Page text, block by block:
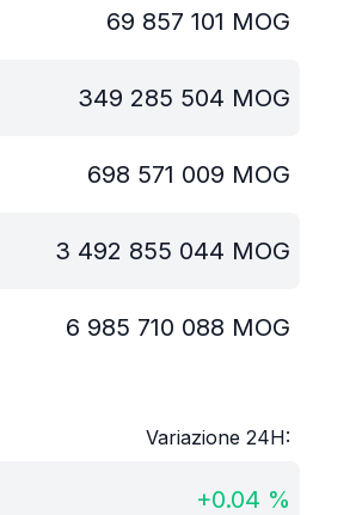
69 857 101 MOG
349 285 504 MOG
698 571 009 MOG
3 492 855 044 MOG
6 985 710 088 MOG
Variazione 24H:
+0.04 %